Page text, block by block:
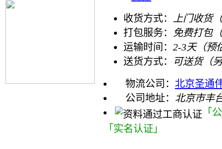
收货方式：
上门收货
打包服务：
免费打包
运输时间： 2-3天（预
送货方式：
可送货（
物流公司： 北京圣通
公司地址： 北京市丰
「
「实名认证」